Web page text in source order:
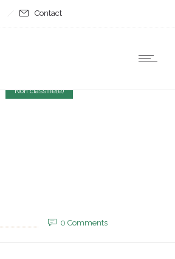
Contact
Non classifié(e)
0 Comments